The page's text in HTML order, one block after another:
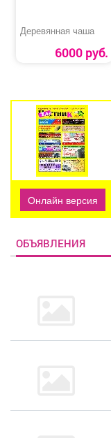
Деревянная чаша
6000 руб.
Онлайн версия
ОБЪЯВЛЕНИЯ